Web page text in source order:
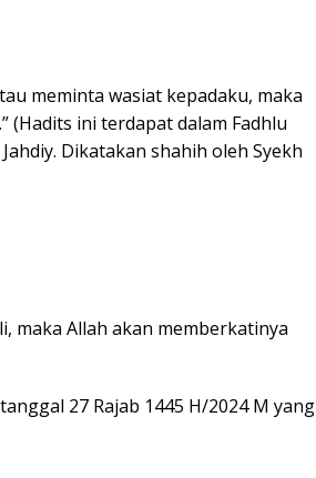
meminta wasiat kepadaku, maka
(Hadits ini terdapat dalam Fadhlu
Dikatakan shahih oleh Syekh
maka Allah akan memberkatinya
27 Rajab 1445 H/2024 M yang